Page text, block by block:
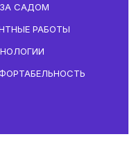
САДОМ
РАБОТЫ